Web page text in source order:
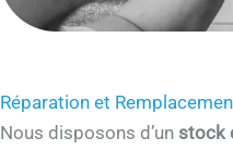
Réparation et
Nous disposons d’un stock